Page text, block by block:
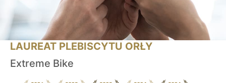
LAUREAT PLEBISCYTU ORŁY
Extreme Bike